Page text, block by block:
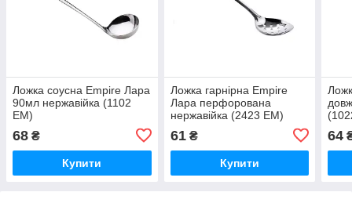
Ложка соусна Empire Лара
90мл нержавійка (1102
EM)
68 ₴
Купити
Ложка гарнірна Empire
Лара перфорована
нержавійка (2423 EM)
61₴
Купити
64